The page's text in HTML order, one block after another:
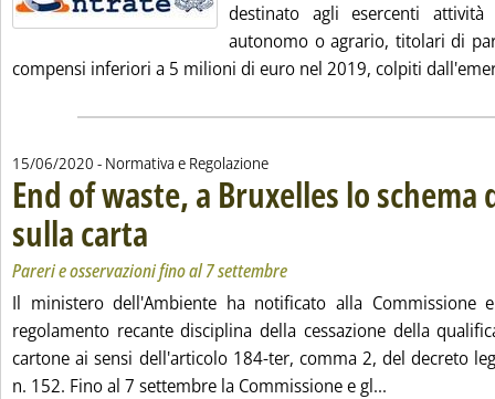
destinato agli esercenti
autonomo o agrario, titolari di
compensi inferiori a 5 milioni di euro nel 2019, colpiti
15/06/2020 - Normativa e Regolazione
End of waste, a Bruxelles lo schema
sulla carta
Pareri e osservazioni fino al 7 settembre
Il ministero dell'Ambiente ha notificato alla Commissione
regolamento recante disciplina della cessazione della
cartone ai sensi dell'articolo 184-ter, comma 2, del decreto
n. 152. Fino al 7 settembre la Commissione e gl...